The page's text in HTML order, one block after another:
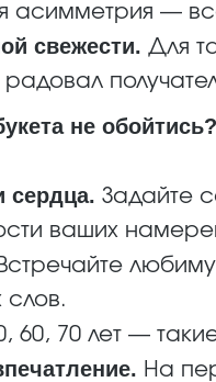
асимметрия —
свежести. Для
не обойтись?
сердца. Задайте
ваших
Встречайте
60, 70 лет —
На